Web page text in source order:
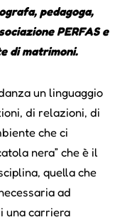
pedagoga,
PERFAS e
di matrimoni.
un linguaggio
di relazioni, di
che ci
nera” che è il
quella che
ad
una carriera